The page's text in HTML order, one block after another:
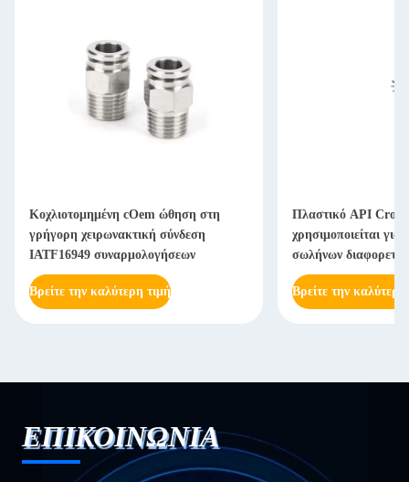
Κοχλιοτομημένη cOem ώθηση στη
γρήγορη χειρωνακτική σύνδεση
IATF16949 συναρμολογήσεων
Βρείτε την καλύτερη τιμή
Πλαστικό API
χρησιμοποιείται
σωλήνων
Βρείτε την καλύτερη
ΕΠΙΚΟΙΝΩΝΙΑ